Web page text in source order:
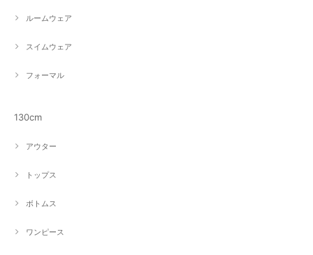
ルームウェア
スイムウェア
フォーマル
130cm
アウター
トップス
ボトムス
ワンピース